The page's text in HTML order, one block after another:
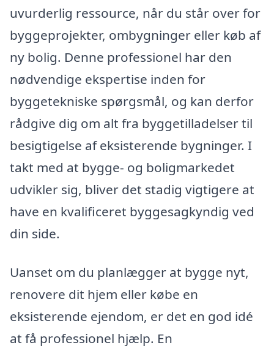
uvurderlig ressource, når du står over for
byggeprojekter, ombygninger eller køb af
ny bolig. Denne professionel har den
nødvendige ekspertise inden for
byggetekniske spørgsmål, og kan derfor
rådgive dig om alt fra byggetilladelser til
besigtigelse af eksisterende bygninger. I
takt med at bygge- og boligmarkedet
udvikler sig, bliver det stadig vigtigere at
have en kvalificeret byggesagkyndig ved
din side.
Uanset om du planlægger at bygge nyt,
renovere dit hjem eller købe en
eksisterende ejendom, er det en god idé
at få professionel hjælp. En